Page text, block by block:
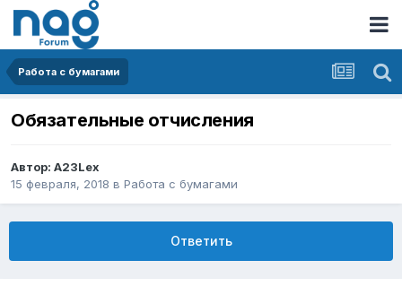
Работа с бумагами
Обязательные отчисления
Автор: A23Lex
15 февраля, 2018 в Работа с бумагами
Ответить